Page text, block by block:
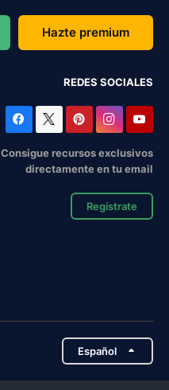
Hazte premium
REDES SOCIALES
Consigue recursos exclusivos
directamente en tu email
Regístrate
Español